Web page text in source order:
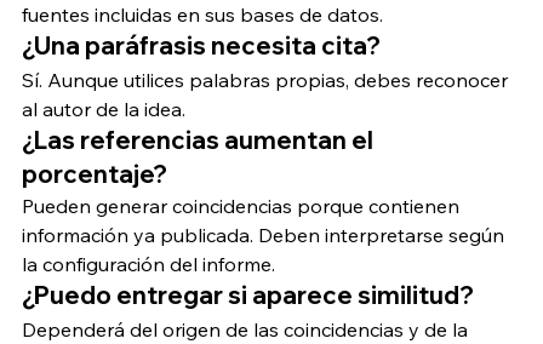
fuentes incluidas en sus bases de datos.
¿Una paráfrasis necesita cita?
Sí. Aunque utilices palabras propias, debes reconocer
al autor de la idea.
¿Las referencias aumentan el
porcentaje?
Pueden generar coincidencias porque contienen
información ya publicada. Deben interpretarse según
la configuración del informe.
¿Puedo entregar si aparece similitud?
Dependerá del origen de las coincidencias y de la